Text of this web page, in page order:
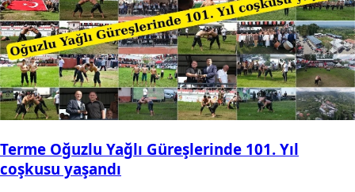
Terme Oğuzlu Yağlı Güreşlerinde 101. Yıl
coşkusu yaşandı